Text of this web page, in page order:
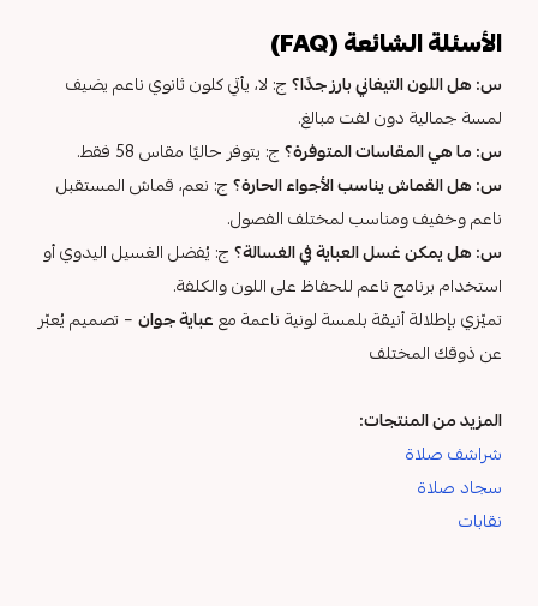
الأسئلة الشائعة (FAQ)
س: هل اللون التيفاني بارز جدًا؟ج: لا، يأتي كلون ثانوي ناعم يضيف
لمسة جمالية دون لفت مبالغ.
س: ما هي المقاسات المتوفرة؟ج: يتوفر حاليًا مقاس 58 فقط.
س: هل القماش يناسب الأجواء الحارة؟ج: نعم، قماش المستقبل
ناعم وخفيف ومناسب لمختلف الفصول.
س: هل يمكن غسل العباية في الغسالة؟ج: يُفضل الغسيل اليدوي أو
استخدام برنامج ناعم للحفاظ على اللون والكلفة.
تميّزي بإطلالة أنيقة بلمسة لونية ناعمة مععباية جوان– تصميم يُعبّر
عن ذوقك المختلف
المزيد من المنتجات:
شراشف صلاة
سجاد صلاة
نقابات